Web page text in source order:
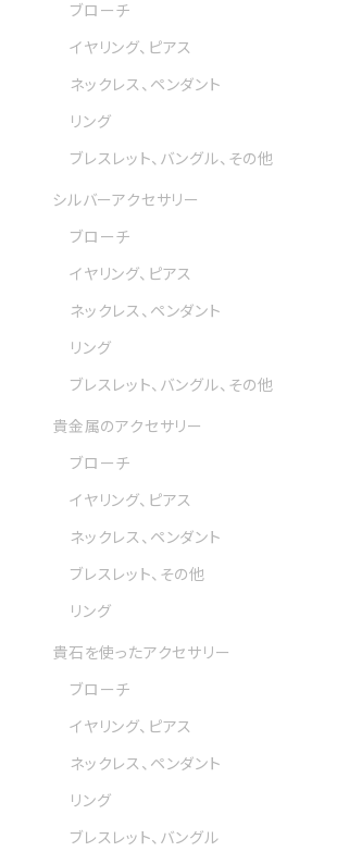
ブローチ
イヤリング、ピアス
ネックレス、ペンダント
リング
ブレスレット、バングル、その他
シルバーアクセサリー
ブローチ
イヤリング、ピアス
ネックレス、ペンダント
リング
ブレスレット、バングル、その他
貴金属のアクセサリー
ブローチ
イヤリング、ピアス
ネックレス、ペンダント
ブレスレット、その他
リング
貴石を使ったアクセサリー
ブローチ
イヤリング、ピアス
ネックレス、ペンダント
リング
ブレスレット、バングル